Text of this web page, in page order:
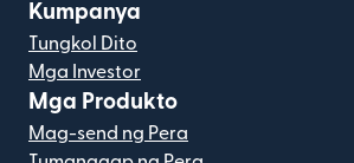
Kumpanya
Tungkol Dito
Mga Investor
Mga Produkto
Mag-send ng Pera